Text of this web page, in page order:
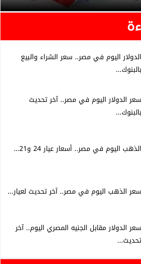
الدولار اليوم في مصر.. سعر الشراء والبيع
بالبنوك...
سعر الدولار اليوم في مصر.. آخر تحديث
بالبنوك...
الذهب اليوم في مصر.. أسعار عيار 24 و21...
سعر الذهب اليوم في مصر.. آخر تحديث لعيار...
سعر الدولار مقابل الجنيه المصري اليوم.. آخر
تحديث...